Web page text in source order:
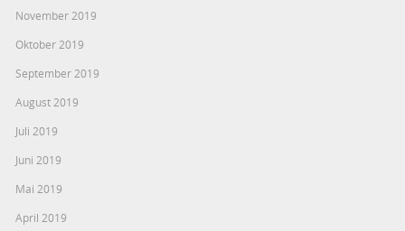
November 2019
Oktober 2019
September 2019
August 2019
Juli 2019
Juni 2019
Mai 2019
April 2019